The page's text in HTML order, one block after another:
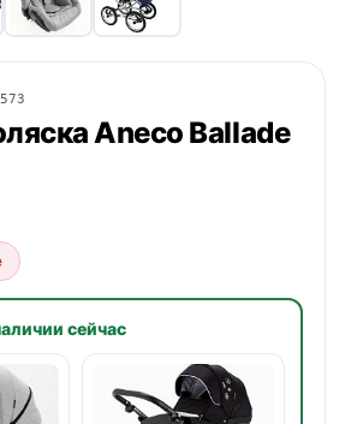
Aneco Ballade
сейчас